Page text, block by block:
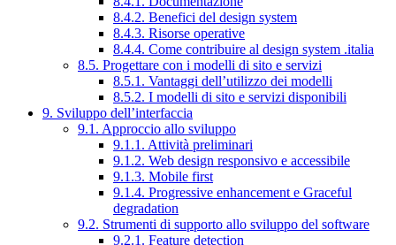
8.4.2. Benefici del design system
8.4.3. Risorse operative
8.4.4. Come contribuire al design system .italia
8.5. Progettare con i modelli di sito e servizi
8.5.1. Vantaggi dell’utilizzo dei modelli
8.5.2. I modelli di sito e servizi disponibili
9. Sviluppo dell’interfaccia
9.1. Approccio allo sviluppo
9.1.1. Attività preliminari
9.1.2. Web design responsivo e accessibile
9.1.3. Mobile first
9.1.4. Progressive enhancement e Graceful
degradation
9.2. Strumenti di supporto allo sviluppo del software
9.2.1. Feature detection